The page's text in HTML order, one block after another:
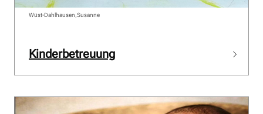
Kinderbetreuung
Wüst-Dahlhausen,Susanne